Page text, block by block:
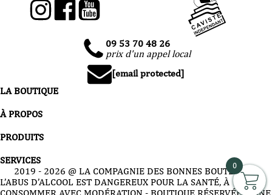
09 53 70 48 26
prix d'un appel local
[email protected]
LA BOUTIQUE
À PROPOS
PRODUITS
SERVICES
2019 - 2026 @ LA COMPAGNIE DES BONNES BOUTEILLES
L’ABUS D’ALCOOL EST DANGEREUX POUR LA SANTÉ, À
0